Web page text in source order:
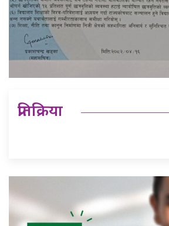
प्रतिक्रिया